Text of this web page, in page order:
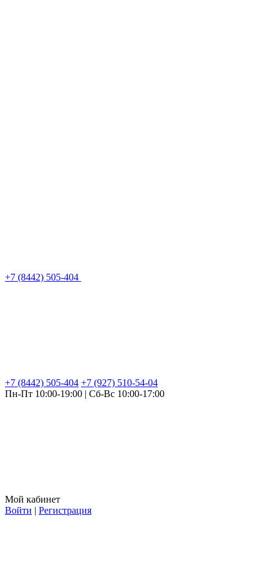
+7 (8442) 505-404
+7 (8442) 505-404 +7 (927) 510-54-04
Пн-Пт 10:00-19:00 | Сб-Вс 10:00-17:00
Мой кабинет
Войти | Регистрация